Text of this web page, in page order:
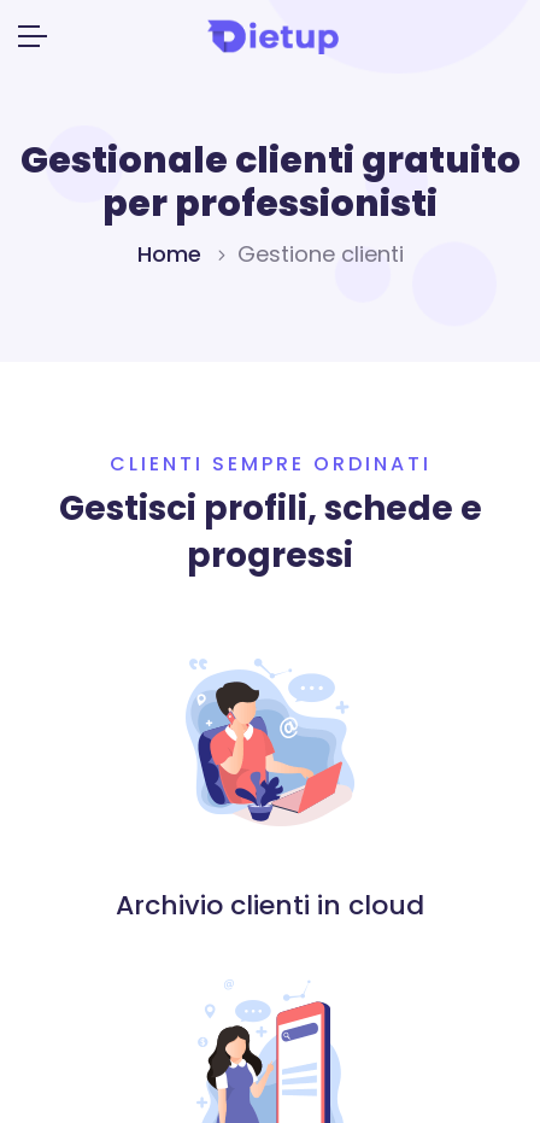
Gestionale clienti gratuito
per professionisti
Home Gestione clienti
CLIENTI SEMPRE ORDINATI
Gestisci profili, schede e
progressi
Archivio clienti in cloud